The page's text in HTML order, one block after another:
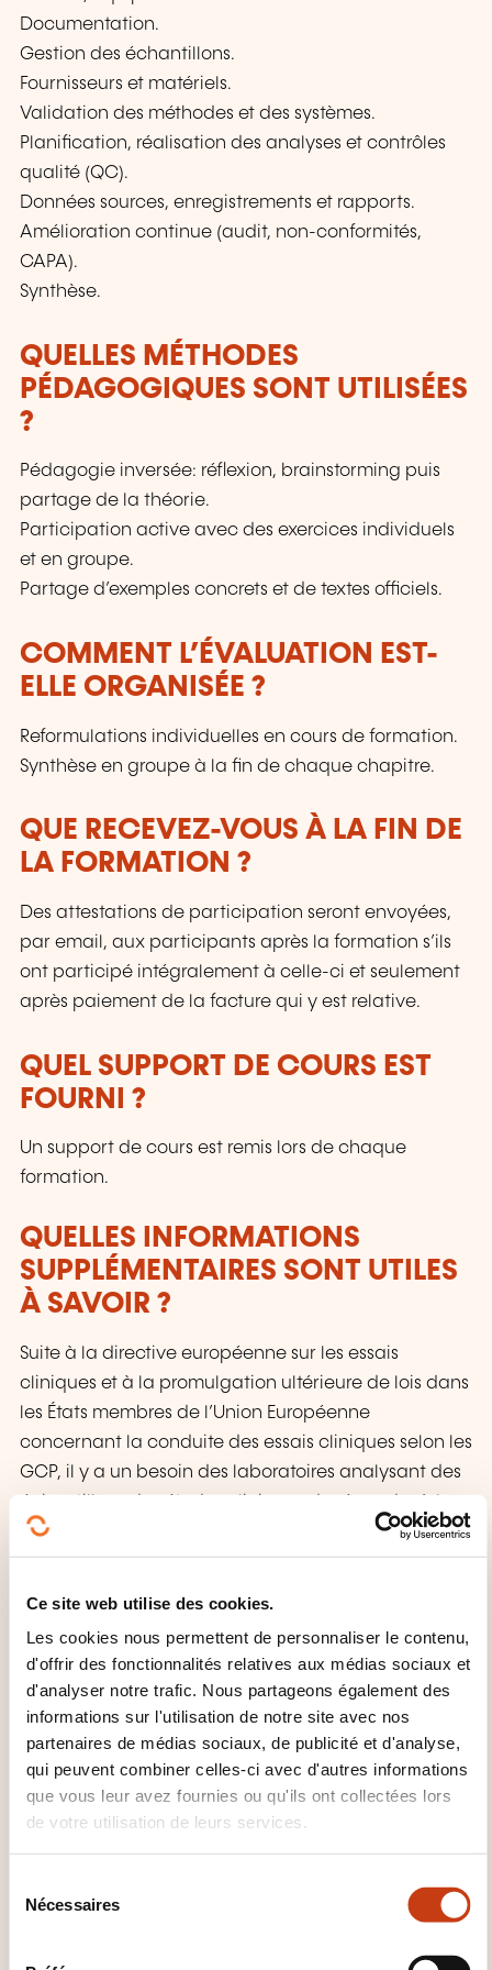
Ce site web utilise des cookies.
Les cookies nous permettent de personnaliser le contenu,
d'offrir des fonctionnalités relatives aux médias sociaux et
d'analyser notre trafic. Nous partageons également des
informations sur l'utilisation de notre site avec nos
partenaires de médias sociaux, de publicité et d'analyse,
qui peuvent combiner celles-ci avec d'autres informations
que vous leur avez fournies ou qu'ils ont collectées lors
de votre utilisation de leurs services.
Nécessaires
Documentation.
Gestion des échantillons.
Fournisseurs et matériels.
Validation des méthodes et des systèmes.
Planification, réalisation des analyses et contrôles
qualité (QC).
Données sources, enregistrements et rapports.
Amélioration continue (audit, non-conformités,
CAPA).
Synthèse.
QUELLES MÉTHODES
PÉDAGOGIQUES SONT UTILISÉES
?
Pédagogie inversée: réflexion, brainstorming puis
partage de la théorie.
Participation active avec des exercices individuels
et en groupe.
Partage d’exemples concrets et de textes officiels.
COMMENT L’ÉVALUATION EST-
ELLE ORGANISÉE ?
Reformulations individuelles en cours de formation.
Synthèse en groupe à la fin de chaque chapitre.
QUE RECEVEZ-VOUS À LA FIN DE
LA FORMATION ?
Des attestations de participation seront envoyées,
par email, aux participants après la formation s’ils
ont participé intégralement à celle-ci et seulement
après paiement de la facture qui y est relative.
QUEL SUPPORT DE COURS EST
FOURNI ?
Un support de cours est remis lors de chaque
formation.
QUELLES INFORMATIONS
SUPPLÉMENTAIRES SONT UTILES
À SAVOIR ?
Suite à la directive européenne sur les essais
cliniques et à la promulgation ultérieure de lois dans
les États membres de l’Union Européenne
concernant la conduite des essais cliniques selon les
GCP, il y a un besoin des laboratoires analysant des
réglementation.
laboratoire ne sont pas bien définies dans les GCP.
Les GCLP fournissent donc une guidance pour eux.
Comment contacter
l’organisme de formation